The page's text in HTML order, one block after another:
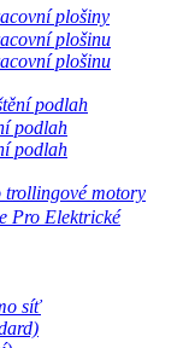
plošiny
plošinu
plošinu
podlah
podlah
podlah
motory
Pro Elektrické
síť